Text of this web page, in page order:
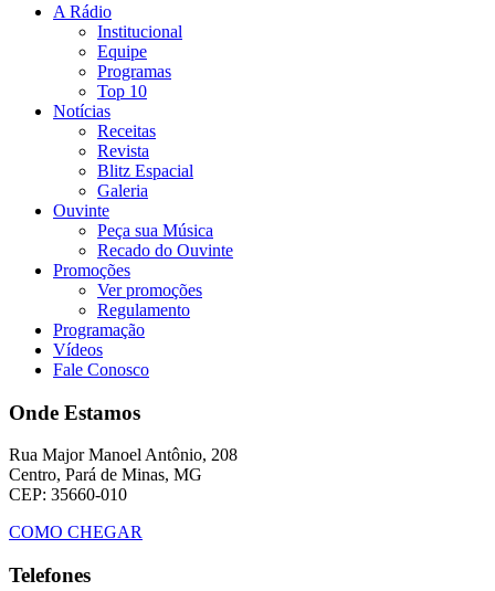
A Rádio
Institucional
Equipe
Programas
Top 10
Notícias
Receitas
Revista
Blitz Espacial
Galeria
Ouvinte
Peça sua Música
Recado do Ouvinte
Promoções
Ver promoções
Regulamento
Programação
Vídeos
Fale Conosco
Onde Estamos
Rua Major Manoel Antônio, 208
Centro, Pará de Minas, MG
CEP: 35660-010
COMO CHEGAR
Telefones